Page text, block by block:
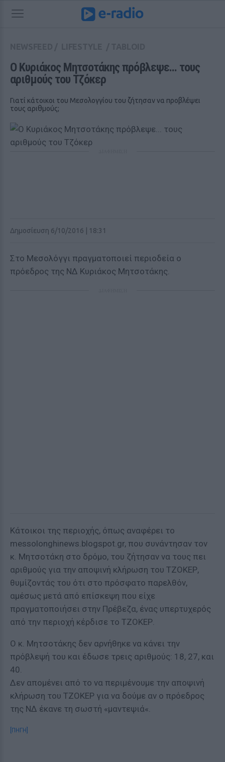
O Κυριάκος Μητσοτάκης πρόβλεψε... τους
αριθμούς του Τζόκερ
Γιατί κάτοικοι του Μεσολογγίου του ζήτησαν να προβλέψει
τους αριθμούς;
Δημοσίευση 6/10/2016 | 18:31
Στο Μεσολόγγι πραγματοποιεί περιοδεία ο
πρόεδρος της ΝΔ Κυριάκος Μητσοτάκης.
Κάτοικοι της περιοχής, όπως αναφέρει το
messolonghinews.blogspot.gr, που συνάντησαν τον
κ. Μητσοτάκη στο δρόμο, του ζήτησαν να τους πει
αριθμούς για την αποψινή κλήρωση του ΤΖΟΚΕΡ,
θυμίζοντάς του ότι στο πρόσφατο παρελθόν,
αμέσως μετά από επίσκεψη που είχε
πραγματοποιήσει στην Πρέβεζα, ένας υπερτυχερός
από την περιοχή κέρδισε το ΤΖΟΚΕΡ.
Ο κ. Μητσοτάκης δεν αρνήθηκε να κάνει την
πρόβλεψή του και έδωσε τρεις αριθμούς: 18, 27, και
40.
Δεν απομένει από το να περιμένουμε την αποψινή
κλήρωση του ΤΖΟΚΕΡ για να δούμε αν ο πρόεδρος
της ΝΔ έκανε τη σωστή «μαντεψιά«.
[ΠΗΓΗ]